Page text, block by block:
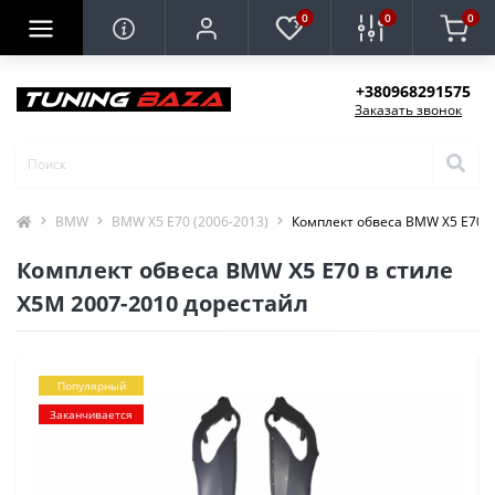
0 0 0
+380968291575
Заказать звонок
BMW BMW X5 E70 (2006-2013) Комплект обвеса BMW X5 E70
Комплект обвеса BMW X5 E70 в стиле
X5M 2007-2010 дорестайл
Популярный
Заканчивается